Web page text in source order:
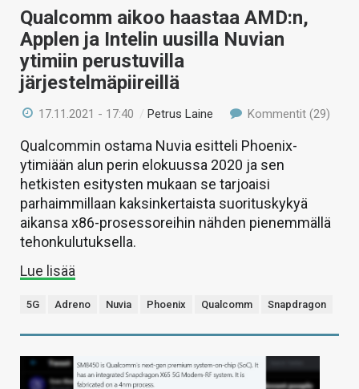
Qualcomm aikoo haastaa AMD:n,
Applen ja Intelin uusilla Nuvian
ytimiin perustuvilla
järjestelmäpiireillä
17.11.2021 - 17:40 /Petrus Laine Kommentit (29)
Qualcommin ostama Nuvia esitteli Phoenix-
ytimiään alun perin elokuussa 2020 ja sen
hetkisten esitysten mukaan se tarjoaisi
parhaimmillaan kaksinkertaista suorituskykyä
aikansa x86-prosessoreihin nähden pienemmällä
tehonkulutuksella.
Lue lisää
5G Adreno Nuvia Phoenix Qualcomm Snapdragon